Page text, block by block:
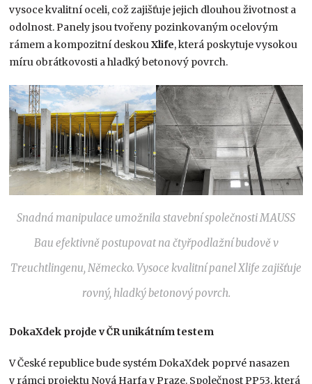
vysoce kvalitní oceli, což zajišťuje jejich dlouhou životnost a
odolnost. Panely jsou tvořeny pozinkovaným ocelovým
rámem a kompozitní deskouXlife, která poskytuje vysokou
míru obrátkovosti a hladký betonový povrch.
Snadná manipulace umožnila stavební společnosti MAUSS
Bau efektivně postupovat na čtyřpodlažní budově v
Treuchtlingenu, Německo. Vysoce kvalitní panel Xlife zajišťuje
rovný, hladký betonový povrch.
DokaXdek projde v ČR unikátním testem
V České republice bude systém DokaXdek poprvé nasazen
v rámci projektu Nová Harfa v Praze. Společnost PP53, která